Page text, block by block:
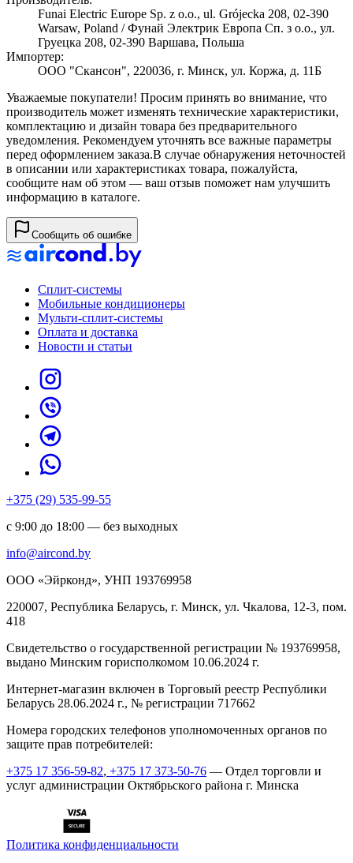
Funai Electric Europe Sp. z o.o., ul. Grójecka 208, 02-390
Warsaw, Poland / Фунай Электрик Европа Сп. з о.о., ул.
Груецка 208, 02-390 Варшава, Польша
Импортер:
ООО "Скансон", 220036, г. Минск, ул. Коржа, д. 11Б
Уважаемые покупатели! Просим принять во внимание, что
производитель может изменять технические характеристики,
комплектацию и дизайн товара без предварительного
уведомления. Рекомендуем уточнять все важные параметры
перед оформлением заказа.В случае обнаружения неточностей
в описании или характеристиках товара, пожалуйста,
сообщите нам об этом — ваш отзыв поможет нам улучшить
информацию в каталоге.
Сообщить об ошибке
Сплит-системы
Мобильные кондиционеры
Мульти-сплит-системы
Оплата и доставка
Новости и статьи
+375 (29) 535-99-55
с 9:00 до 18:00 — без выходных
info@aircond.by
ООО «Эйрконд», УНП 193769958
220007, Республика Беларусь, г. Минск, ул. Чкалова, 12-3, пом.
418
Cвидетельство о государственной регистрации № 193769958,
выдано Минским горисполкомом 10.06.2024 г.
Интернет-магазин включен в Торговый реестр Республики
Беларусь 28.06.2024 г., № регистрации 717662
Номера городских телефонов уполномоченных органов по
защите прав потребителей:
+375 17 356-59-82, +375 17 373-50-76 — Отдел торговли и
услуг администрации Октябрьского района г. Минска
Политика конфиденциальности